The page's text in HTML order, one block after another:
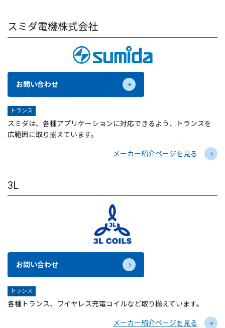
スミダ電機株式会社
お問い合わせ
トランス
スミダは、各種アプリケーションに対応できるよう、トランスを
広範囲に取り揃えています。
メーカー紹介ページを見る
3L
お問い合わせ
トランス
各種トランス、ワイヤレス充電コイルなど取り揃えています。
メーカー紹介ページを見る